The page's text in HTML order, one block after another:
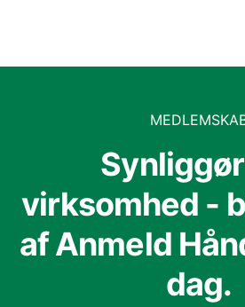
virksomhed -
af Anmeld
dag.